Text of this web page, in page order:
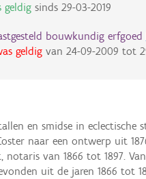
geldigsinds 29-03-2019
bouwkundig erfgoed
geldigvan 24-09-2009 tot
en smidse in eclectische
naar een ontwerp uit
notaris van 1866 tot 1897.
uit de jaren 1866 tot